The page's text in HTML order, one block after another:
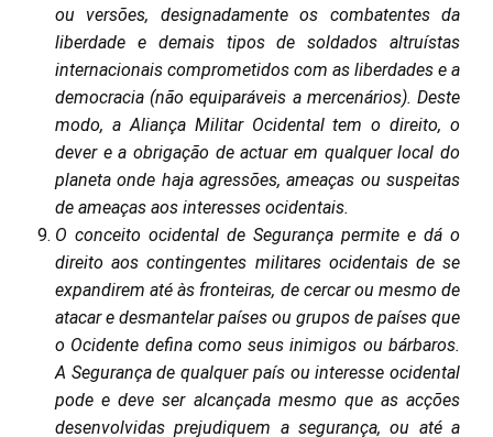
ou versões, designadamente os combatentes da
liberdade e demais tipos de soldados altruístas
internacionais comprometidos com as liberdades e a
democracia (não equiparáveis a mercenários). Deste
modo, a Aliança Militar Ocidental tem o direito, o
dever e a obrigação de actuar em qualquer local do
planeta onde haja agressões, ameaças ou suspeitas
de ameaças aos interesses ocidentais.
O conceito ocidental de Segurança permite e dá o
direito aos contingentes militares ocidentais de se
expandirem até às fronteiras, de cercar ou mesmo de
atacar e desmantelar países ou grupos de países que
o Ocidente defina como seus inimigos ou bárbaros.
A Segurança de qualquer país ou interesse ocidental
pode e deve ser alcançada mesmo que as acções
desenvolvidas prejudiquem a segurança, ou até a